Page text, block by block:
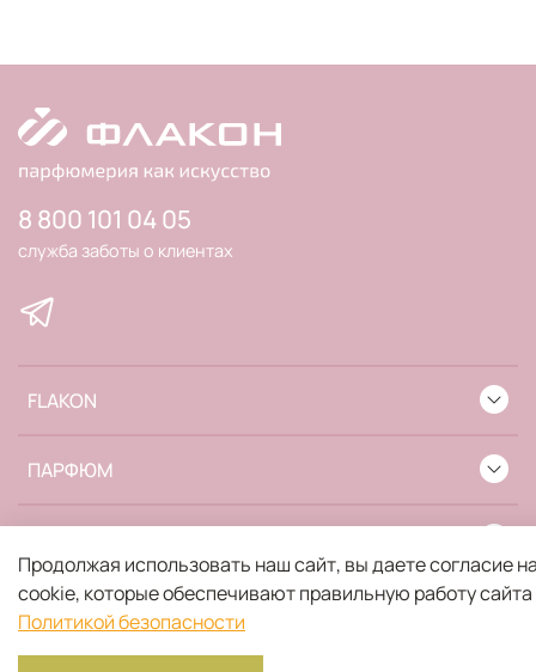
FLAKON
ПАРФЮМ
8 800 101 04 05
служба заботы о клиентах
Продолжая использовать наш сайт, вы даете согласие
cookie, которые обеспечивают правильную работу
Политикой безопасности